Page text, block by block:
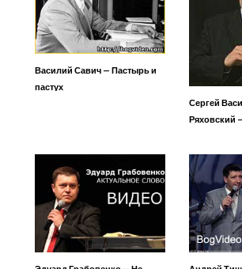
Василий Савич — Пастырь и
пастух
Сергей
Ряховский